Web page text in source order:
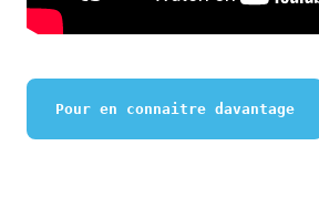
Pour en connaitre davantage